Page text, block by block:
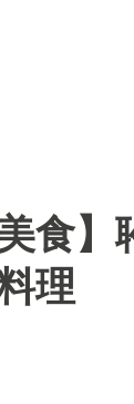
美食
理